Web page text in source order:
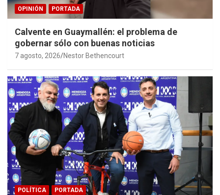
OPINIÓN PORTADA
Calvente en Guaymallén: el problema de
gobernar sólo con buenas noticias
7 agosto, 2026 Nestor Bethencourt
POLÍTICA PORTADA